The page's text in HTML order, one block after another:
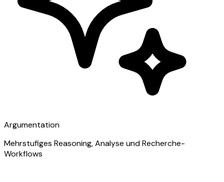
Argumentation
Mehrstufiges Reasoning, Analyse und Recherche-
Workflows